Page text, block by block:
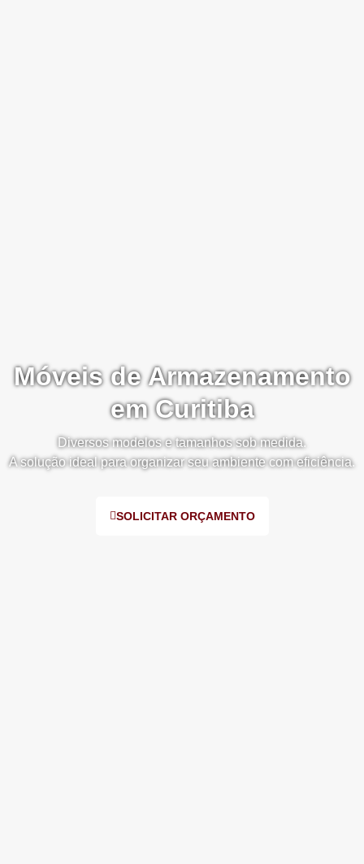
Móveis de Armazenamento
em Curitiba
Diversos modelos e tamanhos sob medida.
A solução ideal para organizar seu ambiente com eficiência.
SOLICITAR ORÇAMENTO